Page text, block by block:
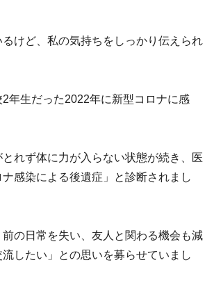
るけど、私の気持ちをしっかり伝えられ
年生だった2022年に新型コロナに感
れず体に力が入らない状態が続き、医
感染による後遺症」と診断されまし
の日常を失い、友人と関わる機会も減
したい」との思いを募らせていまし